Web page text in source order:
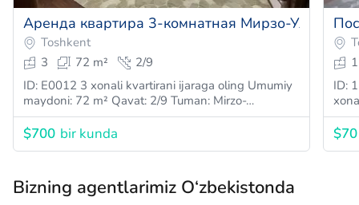
Аренда квартира 3-комнатная Мирзо-
Toshkent
3
72 m²
2/9
ID: E0012 3 xonali kvartirani ijaraga oling Umumiy
maydoni: 72 m² Qavat: 2/9 Tuman: Mirzo-…
$700 bir kunda
1
ID:
$70
Bizning agentlarimiz O‘zbekistonda